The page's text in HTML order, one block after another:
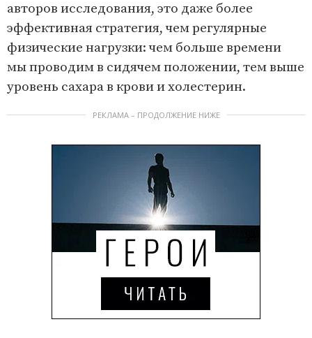
авторов исследования, это даже более
эффективная стратегия, чем регулярные
физические нагрузки: чем больше времени
мы проводим в сидячем положении, тем выше
уровень сахара в крови и холестерин.
РЕКЛАМА – ПРОДОЛЖЕНИЕ НИЖЕ